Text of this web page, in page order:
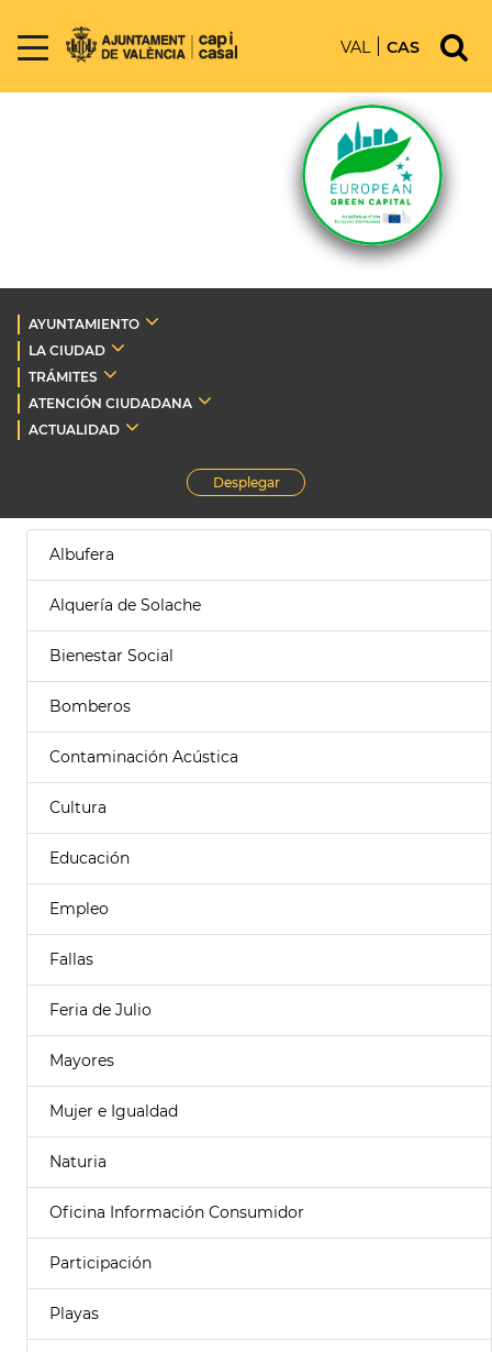
VAL CAS
AYUNTAMIENTO
LA CIUDAD
TRÁMITES
ATENCIÓN CIUDADANA
ACTUALIDAD
Desplegar
Albufera
Alquería de Solache
Bienestar Social
Bomberos
Contaminación Acústica
Cultura
Educación
Empleo
Fallas
Feria de Julio
Mayores
Mujer e Igualdad
Naturia
Oficina Información Consumidor
Participación
Playas